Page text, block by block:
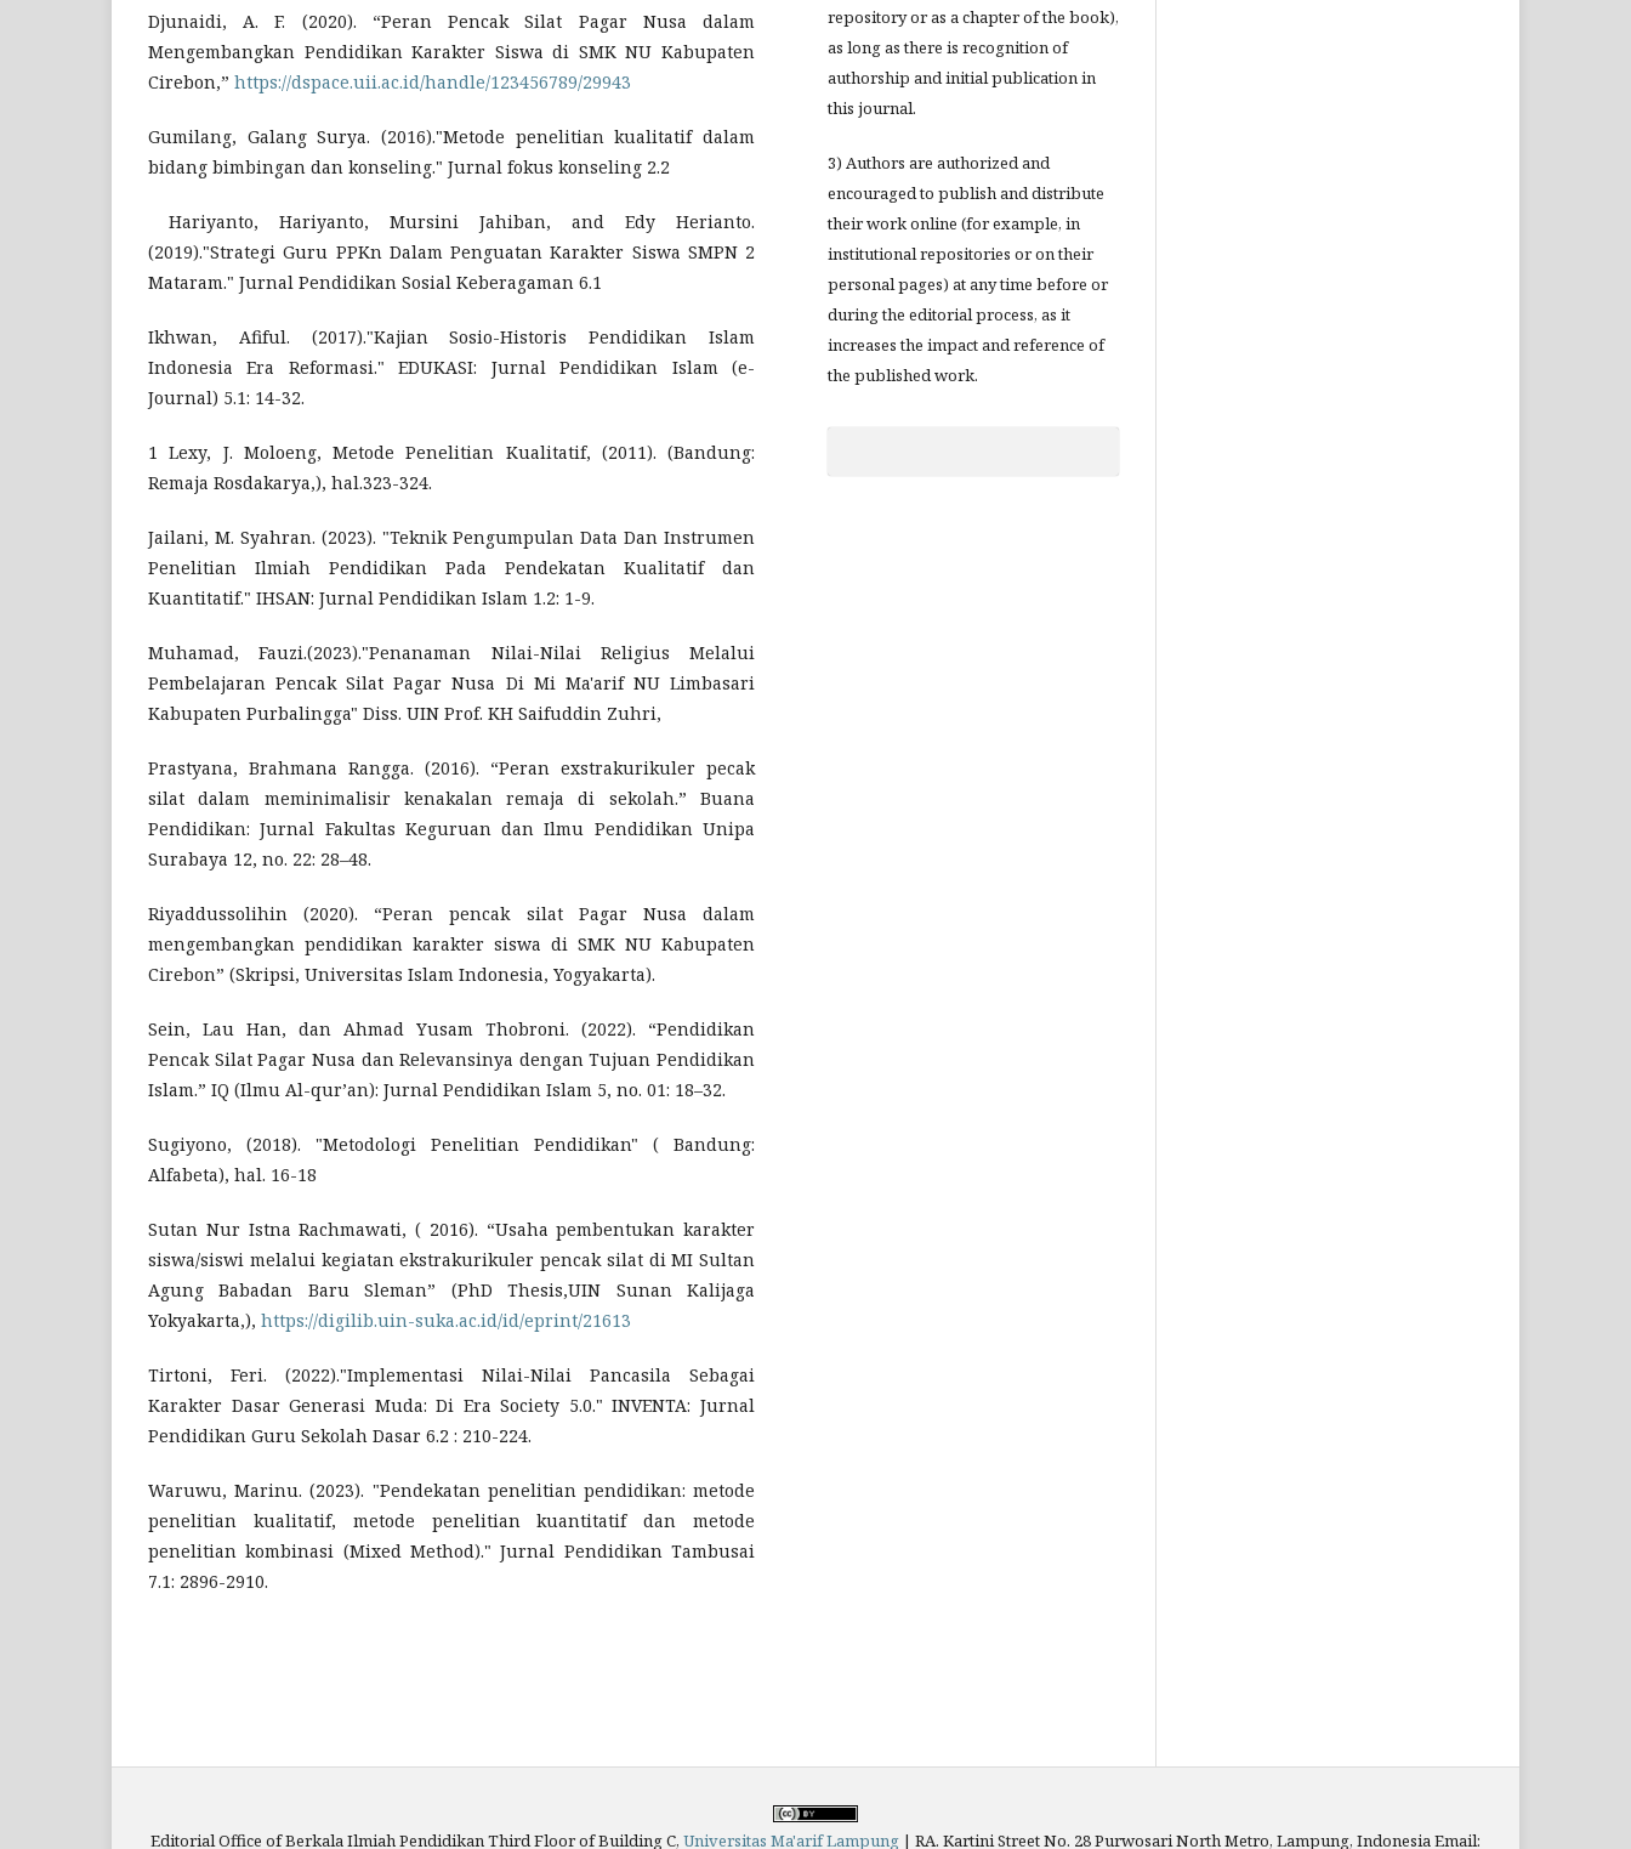
Djunaidi, A. F. (2020). “Peran Pencak Silat Pagar Nusa dalam
Mengembangkan Pendidikan Karakter Siswa di SMK NU Kabupaten
Cirebon,” https://dspace.uii.ac.id/handle/123456789/29943
Gumilang, Galang Surya. (2016)."Metode penelitian kualitatif dalam
bidang bimbingan dan konseling." Jurnal fokus konseling 2.2
Hariyanto, Hariyanto, Mursini Jahiban, and Edy Herianto.
(2019)."Strategi Guru PPKn Dalam Penguatan Karakter Siswa SMPN 2
Mataram." Jurnal Pendidikan Sosial Keberagaman 6.1
Ikhwan, Afiful. (2017)."Kajian Sosio-Historis Pendidikan Islam
Indonesia Era Reformasi." EDUKASI: Jurnal Pendidikan Islam (e-
Journal) 5.1: 14-32.
1 Lexy, J. Moloeng, Metode Penelitian Kualitatif, (2011). (Bandung:
Remaja Rosdakarya,), hal.323-324.
Jailani, M. Syahran. (2023). "Teknik Pengumpulan Data Dan Instrumen
Penelitian Ilmiah Pendidikan Pada Pendekatan Kualitatif dan
Kuantitatif." IHSAN: Jurnal Pendidikan Islam 1.2: 1-9.
Muhamad, Fauzi.(2023)."Penanaman Nilai-Nilai Religius Melalui
Pembelajaran Pencak Silat Pagar Nusa Di Mi Ma'arif NU Limbasari
Kabupaten Purbalingga" Diss. UIN Prof. KH Saifuddin Zuhri,
Prastyana, Brahmana Rangga. (2016). “Peran exstrakurikuler pecak
silat dalam meminimalisir kenakalan remaja di sekolah.” Buana
Pendidikan: Jurnal Fakultas Keguruan dan Ilmu Pendidikan Unipa
Surabaya 12, no. 22: 28–48.
Riyaddussolihin (2020). “Peran pencak silat Pagar Nusa dalam
mengembangkan pendidikan karakter siswa di SMK NU Kabupaten
Cirebon” (Skripsi, Universitas Islam Indonesia, Yogyakarta).
Sein, Lau Han, dan Ahmad Yusam Thobroni. (2022). “Pendidikan
Pencak Silat Pagar Nusa dan Relevansinya dengan Tujuan Pendidikan
Islam.” IQ (Ilmu Al-qur’an): Jurnal Pendidikan Islam 5, no. 01: 18–32.
Sugiyono, (2018). "Metodologi Penelitian Pendidikan" ( Bandung:
Alfabeta), hal. 16-18
Sutan Nur Istna Rachmawati, ( 2016). “Usaha pembentukan karakter
siswa/siswi melalui kegiatan ekstrakurikuler pencak silat di MI Sultan
Agung Babadan Baru Sleman” (PhD Thesis,UIN Sunan Kalijaga
Yokyakarta,), https://digilib.uin-suka.ac.id/id/eprint/21613
Tirtoni, Feri. (2022)."Implementasi Nilai-Nilai Pancasila Sebagai
Karakter Dasar Generasi Muda: Di Era Society 5.0." INVENTA: Jurnal
Pendidikan Guru Sekolah Dasar 6.2 : 210-224.
Waruwu, Marinu. (2023). "Pendekatan penelitian pendidikan: metode
penelitian kualitatif, metode penelitian kuantitatif dan metode
penelitian kombinasi (Mixed Method)." Jurnal Pendidikan Tambusai
7.1: 2896-2910.
repository or as a chapter of the book),
as long as there is recognition of
authorship and initial publication in
this journal.
3) Authors are authorized and
encouraged to publish and distribute
their work online (for example, in
institutional repositories or on their
personal pages) at any time before or
during the editorial process, as it
increases the impact and reference of
the published work.
Editorial Office of Berkala Ilmiah Pendidikan Third Floor of Building C, Universitas Ma'arif Lampung | RA. Kartini Street No. 28 Purwosari North Metro, Lampung, Indonesia Email: